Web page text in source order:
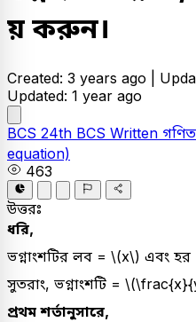
য় করুন।
Created: 3 years ago |
Updated: 1 year ago
BCS 24th BCS Written গণিত
equation)
463
উত্তরঃ
ধরি,
ভগ্নাংশটির লব = \(x\) এবং
সুতরাং, ভগ্নাংশটি =
প্রথম শর্তানুসারে,